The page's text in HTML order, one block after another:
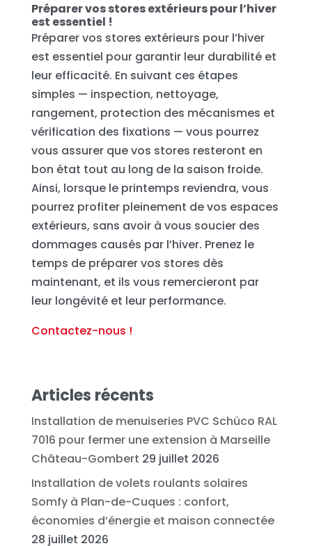
Préparer vos stores extérieurs pour l’hiver
est essentiel !
Préparer vos stores extérieurs pour l’hiver
est essentiel pour garantir leur durabilité et
leur efficacité. En suivant ces étapes
simples — inspection, nettoyage,
rangement, protection des mécanismes et
vérification des fixations — vous pourrez
vous assurer que vos stores resteront en
bon état tout au long de la saison froide.
Ainsi, lorsque le printemps reviendra, vous
pourrez profiter pleinement de vos espaces
extérieurs, sans avoir à vous soucier des
dommages causés par l’hiver. Prenez le
temps de préparer vos stores dès
maintenant, et ils vous remercieront par
leur longévité et leur performance.
Contactez-nous !
Articles récents
Installation de menuiseries PVC Schüco RAL
7016 pour fermer une extension à Marseille
Château-Gombert 29 juillet 2026
Installation de volets roulants solaires
Somfy à Plan-de-Cuques : confort,
économies d’énergie et maison connectée
28 juillet 2026